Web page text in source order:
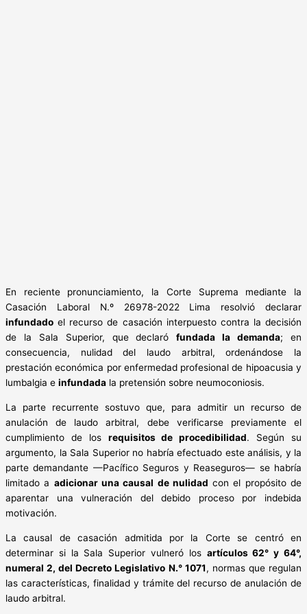
En reciente pronunciamiento, la Corte Suprema mediante la
Casación Laboral N.º 26978-2022 Lima resolvió declarar
infundado el recurso de casación interpuesto contra la decisión
de la Sala Superior, que declarófundada la demanda; en
consecuencia, nulidad del laudo arbitral, ordenándose la
prestación económica por enfermedad profesional de hipoacusia y
lumbalgia e infundada la pretensión sobre neumoconiosis.
La parte recurrente sostuvo que, para admitir un recurso de
anulación de laudo arbitral, debe verificarse previamente el
cumplimiento de los requisitos de procedibilidad. Según su
argumento, la Sala Superior no habría efectuado este análisis, y la
parte demandante —Pacífico Seguros y Reaseguros— se habría
limitado a adicionar una causal de nulidad con el propósito de
aparentar una vulneración del debido proceso por indebida
motivación.
La causal de casación admitida por la Corte se centró en
determinar si la Sala Superior vulneró los artículos 62° y 64°,
numeral 2, del Decreto Legislativo N.° 1071, normas que regulan
las características, finalidad y trámite del recurso de anulación de
laudo arbitral.